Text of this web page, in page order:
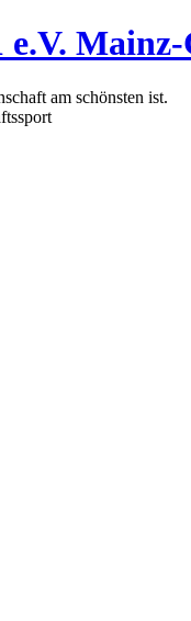
e.V.
am schönsten ist.